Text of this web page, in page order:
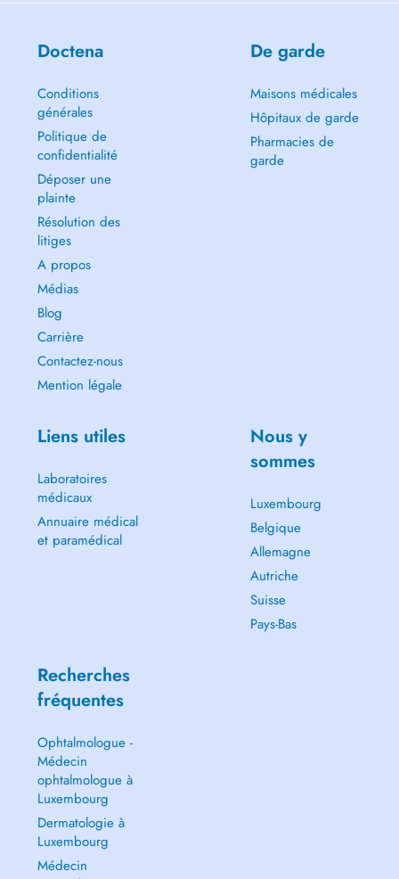
Doctena
Conditions
générales
Politique de
confidentialité
Déposer une
plainte
Résolution des
litiges
A propos
Médias
Blog
Carrière
Contactez-nous
Mention légale
De garde
Maisons médicales
Hôpitaux de garde
Pharmacies de
garde
Liens utiles
Laboratoires
médicaux
Annuaire médical
et paramédical
Nous y
sommes
Luxembourg
Belgique
Allemagne
Autriche
Suisse
Pays-Bas
Recherches
fréquentes
Ophtalmologue -
Médecin
ophtalmologue à
Luxembourg
Dermatologie à
Luxembourg
Médecin